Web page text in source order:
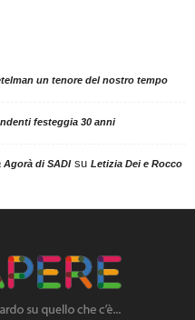
un tenore del nostro tempo
festeggia 30 anni
di SADIsu Letizia Dei e Rocco